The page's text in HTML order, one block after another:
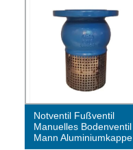
Notventil Fußventil
Manuelles Bodenventil
Mann Aluminiumkappe